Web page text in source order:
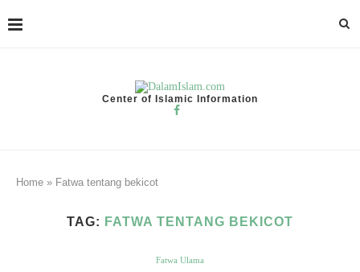
Center of Islamic Information
Home » Fatwa tentang bekicot
TAG: FATWA TENTANG BEKICOT
Fatwa Ulama